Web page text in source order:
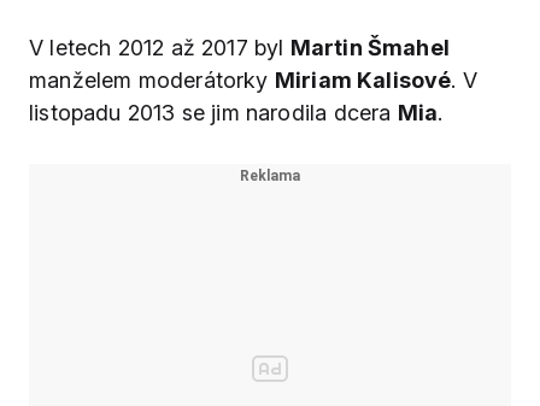
V letech 2012 až 2017 byl Martin Šmahel
manželem moderátorky Miriam Kalisové. V
listopadu 2013 se jim narodila dcera Mia.